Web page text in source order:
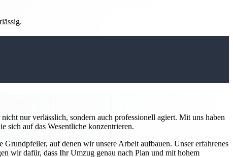
nur verlässlich, sondern auch professionell agiert. Mit uns haben
sich auf das Wesentliche konzentrieren.
auf denen wir unsere Arbeit aufbauen. Unser erfahrenes
wir dafür, dass Ihr Umzug genau nach Plan und mit hohem